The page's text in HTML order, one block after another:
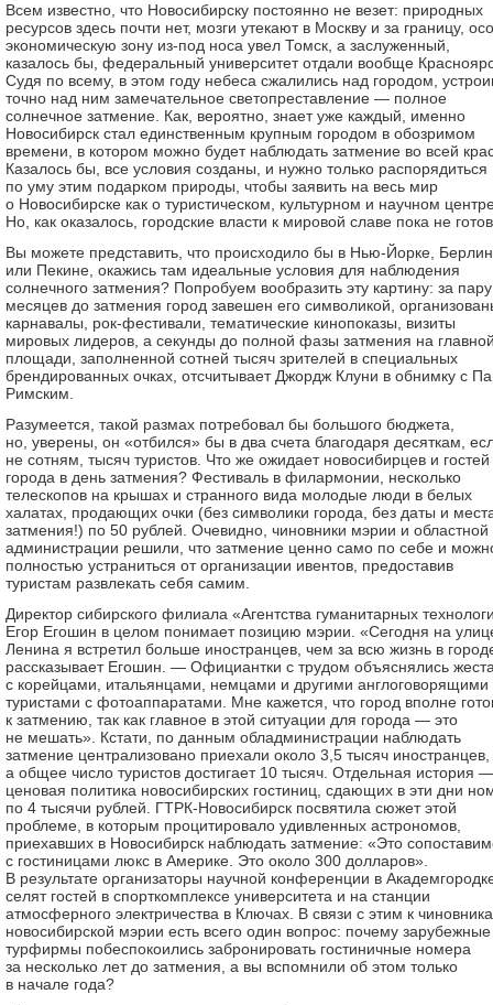
Всем известно, что Новосибирску постоянно не везет: природных
ресурсов здесь почти нет, мозги утекают в Москву и за границу,
экономическую зону из-под носа увел Томск, а заслуженный,
казалось бы, федеральный университет отдали вообще
Судя по всему, в этом году небеса сжалились над городом,
точно над ним замечательное светопреставление — полное
солнечное затмение. Как, вероятно, знает уже каждый, именно
Новосибирск стал единственным крупным городом в обозримом
времени, в котором можно будет наблюдать затмение во всей
Казалось бы, все условия созданы, и нужно только распорядиться
по уму этим подарком природы, чтобы заявить на весь мир
о Новосибирске как о туристическом, культурном и научном
Но, как оказалось, городские власти к мировой славе пока не
Вы можете представить, что происходило бы в Нью-Йорке,
или Пекине, окажись там идеальные условия для наблюдения
солнечного затмения? Попробуем вообразить эту картину: за пару
месяцев до затмения город завешен его символикой,
карнавалы, рок-фестивали, тематические кинопоказы, визиты
мировых лидеров, а секунды до полной фазы затмения на
площади, заполненной сотней тысяч зрителей в специальных
брендированных очках, отсчитывает Джордж Клуни в обнимку с
Римским.
Разумеется, такой размах потребовал бы большого бюджета,
но, уверены, он «отбился» бы в два счета благодаря десяткам,
не сотням, тысяч туристов. Что же ожидает новосибирцев и гостей
города в день затмения? Фестиваль в филармонии, несколько
телескопов на крышах и странного вида молодые люди в белых
халатах, продающих очки (без символики города, без даты и
затмения!) по 50 рублей. Очевидно, чиновники мэрии и областной
администрации решили, что затмение ценно само по себе и
полностью устраниться от организации ивентов, предоставив
туристам развлекать себя самим.
Директор сибирского филиала «Агентства гуманитарных
Егор Егошин в целом понимает позицию мэрии. «Сегодня на
Ленина я встретил больше иностранцев, чем за всю жизнь в
рассказывает Егошин. — Официантки с трудом объяснялись
с корейцами, итальянцами, немцами и другими англоговорящими
туристами с фотоаппаратами. Мне кажется, что город вполне
к затмению, так как главное в этой ситуации для города — это
не мешать». Кстати, по данным обладминистрации наблюдать
затмение централизовано приехали около 3,5 тысяч иностранцев,
а общее число туристов достигает 10 тысяч. Отдельная история
ценовая политика новосибирских гостиниц, сдающих в эти дни
по 4 тысячи рублей. ГТРК-Новосибирск посвятила сюжет этой
проблеме, в которым процитировало удивленных астрономов,
приехавших в Новосибирск наблюдать затмение: «Это
с гостиницами люкс в Америке. Это около 300 долларов».
В результате организаторы научной конференции в
селят гостей в спорткомплексе университета и на станции
атмосферного электричества в Ключах. В связи с этим к
новосибирской мэрии есть всего один вопрос: почему зарубежные
турфирмы побеспокоились забронировать гостиничные номера
за несколько лет до затмения, а вы вспомнили об этом только
в начале года?